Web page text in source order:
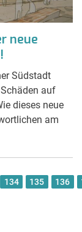
neue
Südstadt
auf
dieses neue
am
134 135 136